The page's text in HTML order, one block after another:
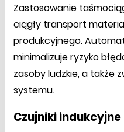
Zastosowanie
ciągły transport
produkcyjnego.
minimalizuje ryzyko
zasoby ludzkie, a także
systemu.
Czujniki